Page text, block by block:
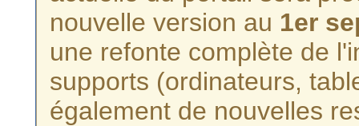
nouvelle version au 1er
une refonte complète de
supports (ordinateurs,
également de nouvelles